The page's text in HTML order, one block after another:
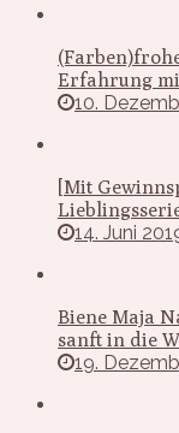
Erfahrung
10.
[Mit
14. Juni
Biene Maja
sanft in die
19.